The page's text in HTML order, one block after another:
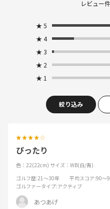
レビュー
★ 5
★ 4
★ 3
★ 2
★ 1
絞り込み
ぴったり
色：22(22cm) サイズ：WB(白/青)
ゴルフ歴:21～30年 平均スコア:90～
ゴルファータイプ:アクティブ
あつあげ